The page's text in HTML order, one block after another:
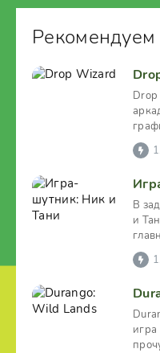
Рекомендуем
Drop
В
и
игра